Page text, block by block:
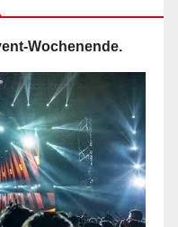
Wochenende.